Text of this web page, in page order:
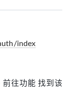
index
前往功能 找到该